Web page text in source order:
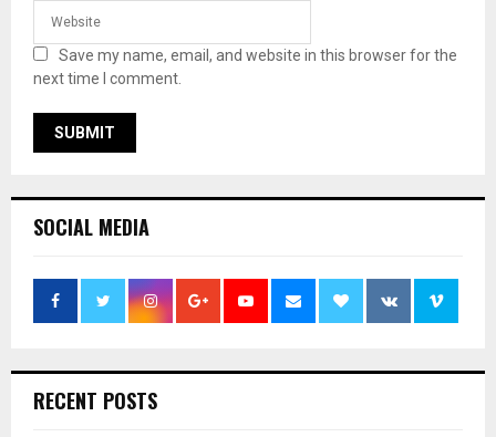
Save my name, email, and website in this browser for the
next time I comment.
SOCIAL MEDIA
RECENT POSTS